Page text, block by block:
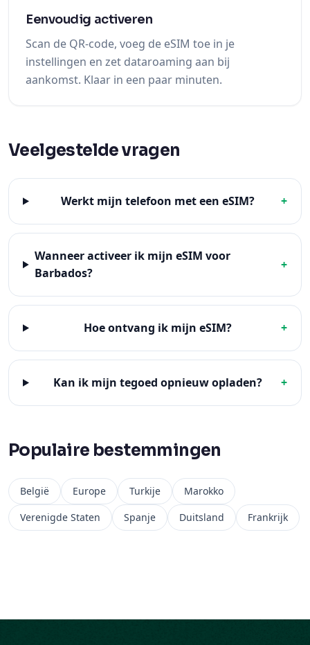
Eenvoudig activeren
Scan de QR-code, voeg de eSIM toe in je
instellingen en zet dataroaming aan bij
aankomst. Klaar in een paar minuten.
Veelgestelde vragen
Werkt mijn telefoon met een eSIM? +
Wanneer activeer ik mijn eSIM voor
Barbados?
+
Hoe ontvang ik mijn eSIM? +
Kan ik mijn tegoed opnieuw opladen? +
Populaire bestemmingen
België Europe Turkije
Marokko
Verenigde Staten
Spanje Duitsland Frankrijk